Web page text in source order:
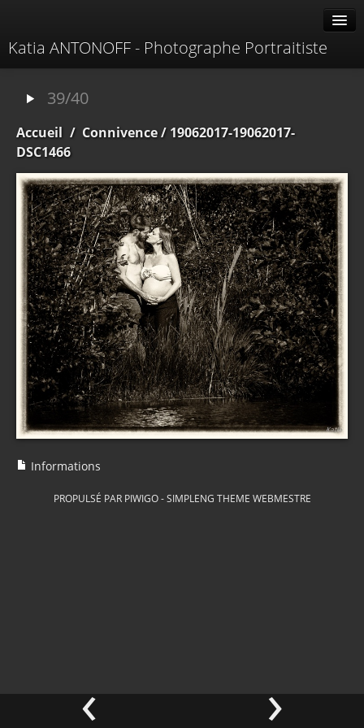
Katia ANTONOFF - Photographe Portraitiste
À propos
Contacter
39/40
Accueil / Connivence/ 19062017-19062017-
DSC1466
‹ ›
Informations
PROPULSÉ PAR PIWIGO-SIMPLENG THEME WEBMESTRE